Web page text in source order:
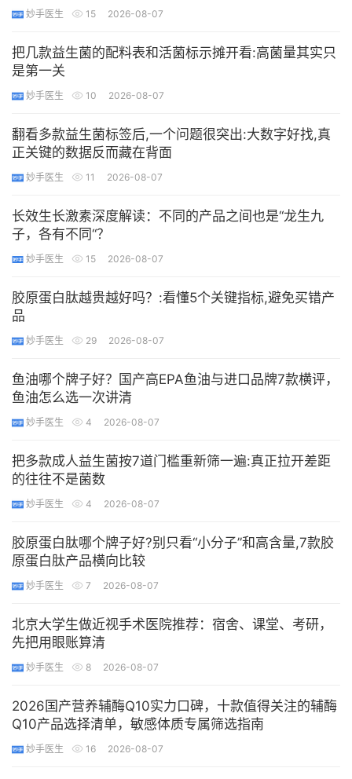
妙手医生 15 2026-08-07
把几款益生菌的配料表和活菌标示摊开看:高菌量其实只
是第一关
妙手医生 10 2026-08-07
翻看多款益生菌标签后,一个问题很突出:大数字好找,真
正关键的数据反而藏在背面
妙手医生 11 2026-08-07
长效生长激素深度解读：不同的产品之间也是“龙生九
子，各有不同“？
妙手医生 15 2026-08-07
胶原蛋白肽越贵越好吗？:看懂5个关键指标,避免买错产
品
妙手医生 29 2026-08-07
鱼油哪个牌子好？国产高EPA鱼油与进口品牌7款横评，
鱼油怎么选一次讲清
妙手医生 4 2026-08-07
把多款成人益生菌按7道门槛重新筛一遍:真正拉开差距
的往往不是菌数
妙手医生 4 2026-08-07
胶原蛋白肽哪个牌子好?别只看“小分子”和高含量,7款胶
原蛋白肽产品横向比较
妙手医生 7 2026-08-07
北京大学生做近视手术医院推荐：宿舍、课堂、考研，
先把用眼账算清
妙手医生 8 2026-08-07
2026国产营养辅酶Q10实力口碑，十款值得关注的辅酶
Q10产品选择清单，敏感体质专属筛选指南
妙手医生 16 2026-08-07